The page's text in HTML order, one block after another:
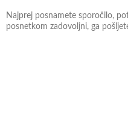
Najprej posnamete sporočilo,
posnetkom zadovoljni, ga